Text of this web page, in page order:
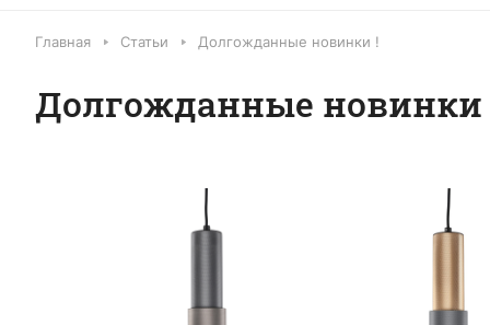
Главная Статьи Долгожданные новинки !
Долгожданные новинки